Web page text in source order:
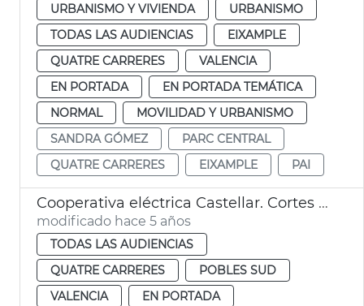
URBANISMO Y VIVIENDA
URBANISMO
TODAS LAS AUDIENCIAS
EIXAMPLE
QUATRE CARRERES
VALENCIA
EN PORTADA
EN PORTADA TEMÁTICA
NORMAL
MOVILIDAD Y URBANISMO
SANDRA GÓMEZ
PARC CENTRAL
QUATRE CARRERES
EIXAMPLE PAI
Cooperativa eléctrica Castellar. Cortes de luz
modificado hace 5 años
TODAS LAS AUDIENCIAS
QUATRE CARRERES
POBLES SUD
VALENCIA
EN PORTADA